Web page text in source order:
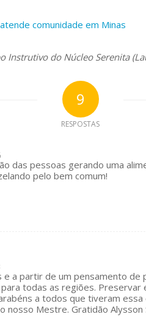
comunidade em Minas
Instrutivo do Núcleo Serenita
9
RESPOSTAS
das pessoas gerando uma
pelo bem comum!
a partir de um pensamento de
todas as regiões.
a todos que tiveram
nosso Mestre. Gratidão Alysson